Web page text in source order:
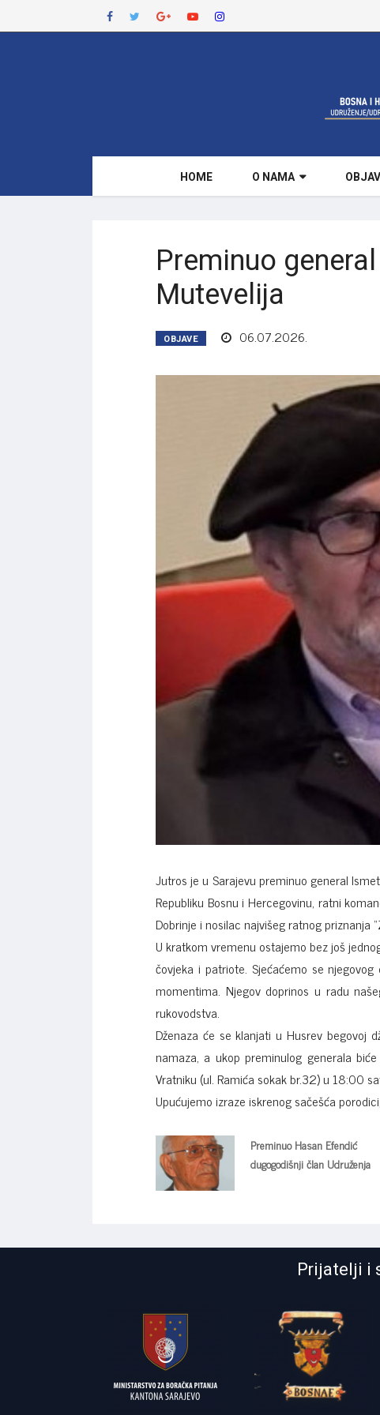
HOME O NAMA
Preminuo
Mutevelija
OBJAVE 06.07.2026.
Jutros je u Sarajevu preminuo general
Republiku Bosnu i Hercegovinu, ratni
Dobrinje i nosilac najvišeg ratnog priznanja
U kratkom vremenu ostajemo bez još
čovjeka i patriote. Sjećaćemo se
momentima. Njegov doprinos u radu
rukovodstva.
Dženaza će se klanjati u Husrev begovoj
namaza, a ukop preminulog generala
Vratniku (ul. Ramića sokak br.32) u 18:00
Upućujemo izraze iskrenog sačešća
Preminuo Hasan Efendić
dugogodišnji član Udruženja
Prijatelji i